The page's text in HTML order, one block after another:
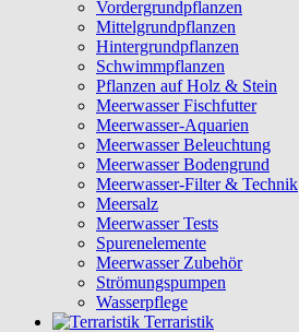
Vordergrundpflanzen
Mittelgrundpflanzen
Hintergrundpflanzen
Schwimmpflanzen
Pflanzen auf Holz & Stein
Meerwasser Fischfutter
Meerwasser-Aquarien
Meerwasser Beleuchtung
Meerwasser Bodengrund
Meerwasser-Filter & Technik
Meersalz
Meerwasser Tests
Spurenelemente
Meerwasser Zubehör
Strömungspumpen
Wasserpflege
Terraristik